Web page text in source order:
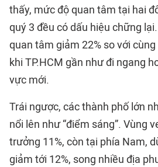
thấy, mức độ quan tâm tại hai
quý 3 đều có dấu hiệu chững
quan tâm giảm 22% so với
khi TP.HCM gần như đi ngang
vực mới.
Trái ngược, các thành phố lớn
nổi lên như “điểm sáng”. Vùng
trưởng 11%, còn tại phía Nam,
giảm tới 12%, song nhiều địa